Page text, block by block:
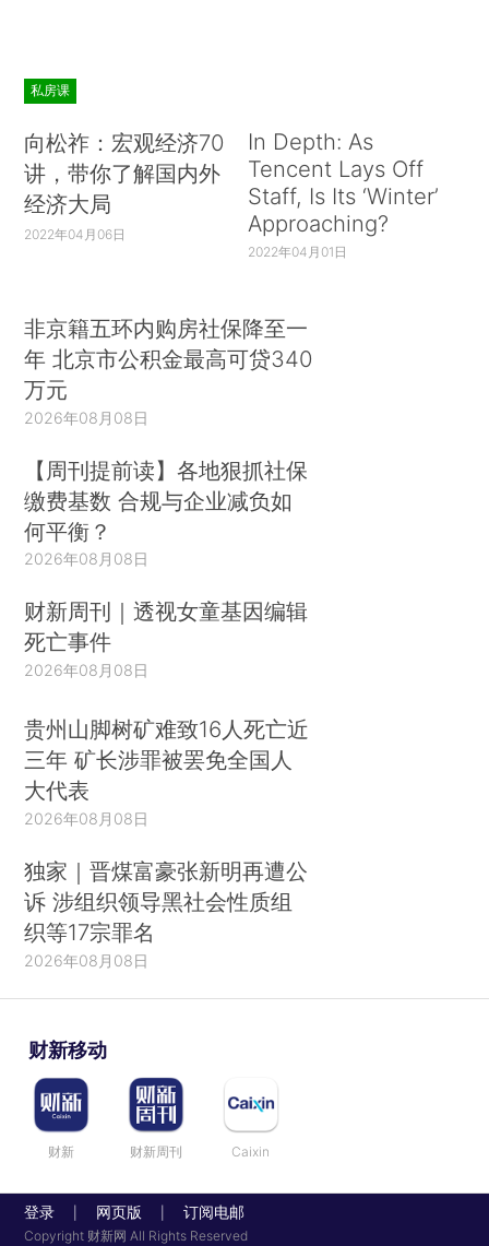
私房课
向松祚：宏观经济70
讲，带你了解国内外
经济大局
2022年04月06日
In Depth: As
Tencent Lays Off
Staff, Is Its ‘Winter’
Approaching?
2022年04月01日
非京籍五环内购房社保降至一
年 北京市公积金最高可贷340
万元
2026年08月08日
【周刊提前读】各地狠抓社保
缴费基数 合规与企业减负如
何平衡？
2026年08月08日
财新周刊｜透视女童基因编辑
死亡事件
2026年08月08日
贵州山脚树矿难致16人死亡近
三年 矿长涉罪被罢免全国人
大代表
2026年08月08日
独家｜晋煤富豪张新明再遭公
诉 涉组织领导黑社会性质组
织等17宗罪名
2026年08月08日
财新移动
财新 财新周刊 Caixin
登录 网页版 订阅电邮
Copyright 财新网 All Rights Reserved